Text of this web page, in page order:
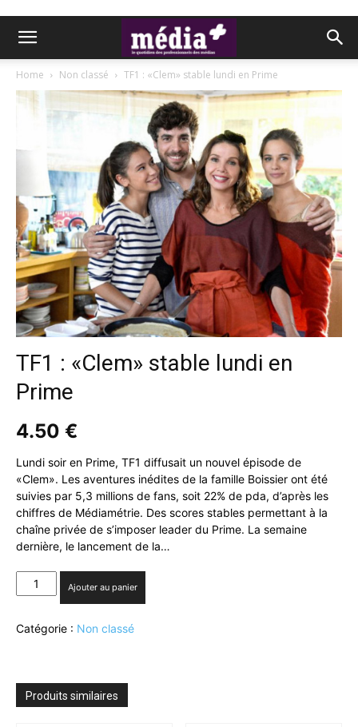
Home Non classé TF1 : «Clem» stable lundi en Prime
TF1 : «Clem» stable lundi en
Prime
4.50 €
Lundi soir en Prime, TF1 diffusait un nouvel épisode de
«Clem». Les aventures inédites de la famille Boissier ont été
suivies par 5,3 millions de fans, soit 22% de pda, d’après les
chiffres de Médiamétrie. Des scores stables permettant à la
chaîne privée de s’imposer leader du Prime. La semaine
dernière, le lancement de la…
quantité
de
:
en
Ajouter au panier
Catégorie : Non classé
Produits similaires